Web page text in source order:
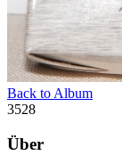
Back to Album
3528
Über